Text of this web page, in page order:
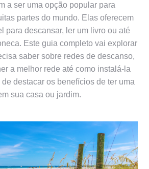
a ser uma opção popular para
partes do mundo. Elas oferecem
para descansar, ler um livro ou até
Este guia completo vai explorar
saber sobre redes de descanso,
a melhor rede até como instalá-la
destacar os benefícios de ter uma
sua casa ou jardim.